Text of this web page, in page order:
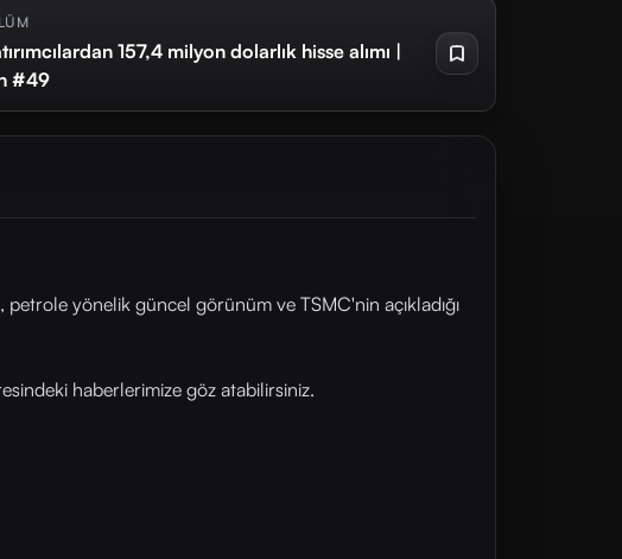
157,4 milyon dolarlık hisse alımı |
#49
yönelik güncel görünüm ve TSMC'nin açıkladığı
haberlerimize göz atabilirsiniz.